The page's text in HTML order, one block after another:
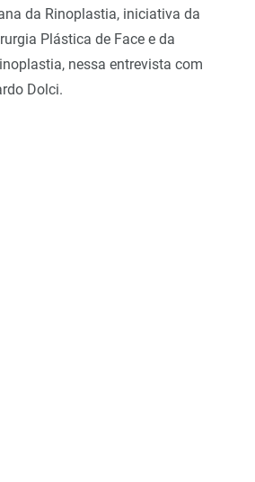
da Rinoplastia, iniciativa da
Plástica de Face e da
nessa entrevista com
Dolci.